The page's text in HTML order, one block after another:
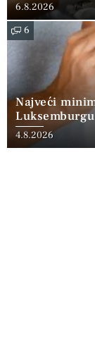
6.8.2026
6
Najveći
4.8.2026